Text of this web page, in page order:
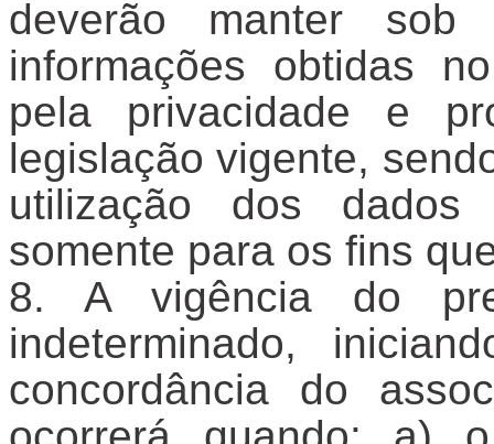
deverão manter
informações obtidas
pela privacidade e
legislação vigente,
utilização dos dados
somente para os fins
A vigência do
indeterminado,
concordância do